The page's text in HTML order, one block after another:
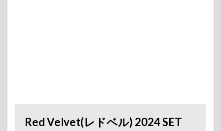
Red Velvet(レドベル) 2024 SET